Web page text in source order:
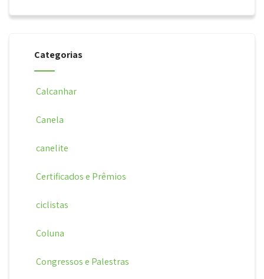
Categorias
Calcanhar
Canela
canelite
Certificados e Prêmios
ciclistas
Coluna
Congressos e Palestras